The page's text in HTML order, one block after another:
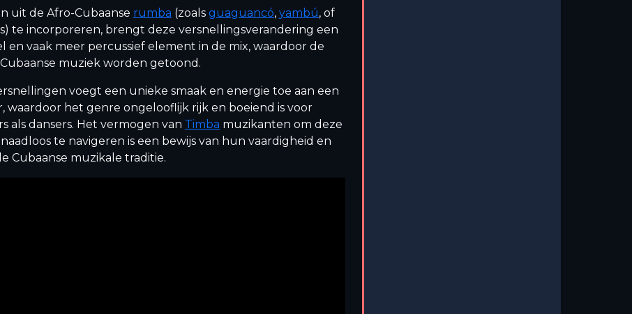
uit de Afro-Cubaanse rumba (zoals guaguancó, yambú, of
te incorporeren, brengt deze versnellingsverandering een
en vaak meer percussief element in de mix, waardoor de
muziek worden getoond.
voegt een unieke smaak en energie toe aan een
waardoor het genre ongelooflijk rijk en boeiend is voor
als dansers. Het vermogen van Timba muzikanten om deze
te navigeren is een bewijs van hun vaardigheid en
Cubaanse muzikale traditie.